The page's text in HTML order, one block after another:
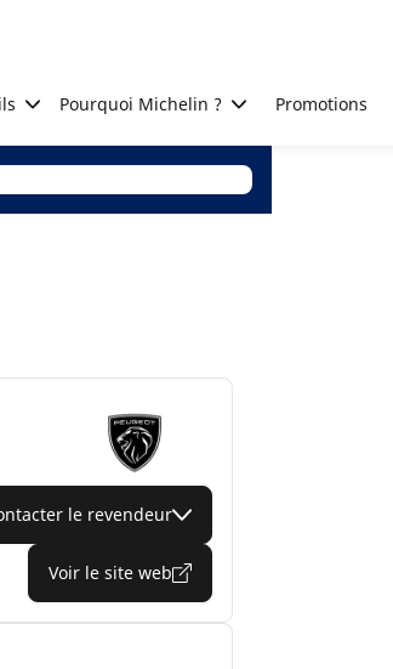
Pourquoi Michelin ? Promotions
le revendeur
Voir le site web